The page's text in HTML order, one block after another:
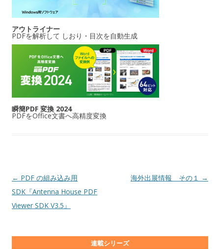
アウトライナー
PDFを解析して しおり・目次を自動生成
瞬簡PDF 変換 2024
PDFをOffice文書へ高精度変換
投稿ナビゲーション
← PDF の組み込み用
SDK『Antenna House PDF
Viewer SDK V3.5』
海外出展情報 その１ →
連載シリーズ